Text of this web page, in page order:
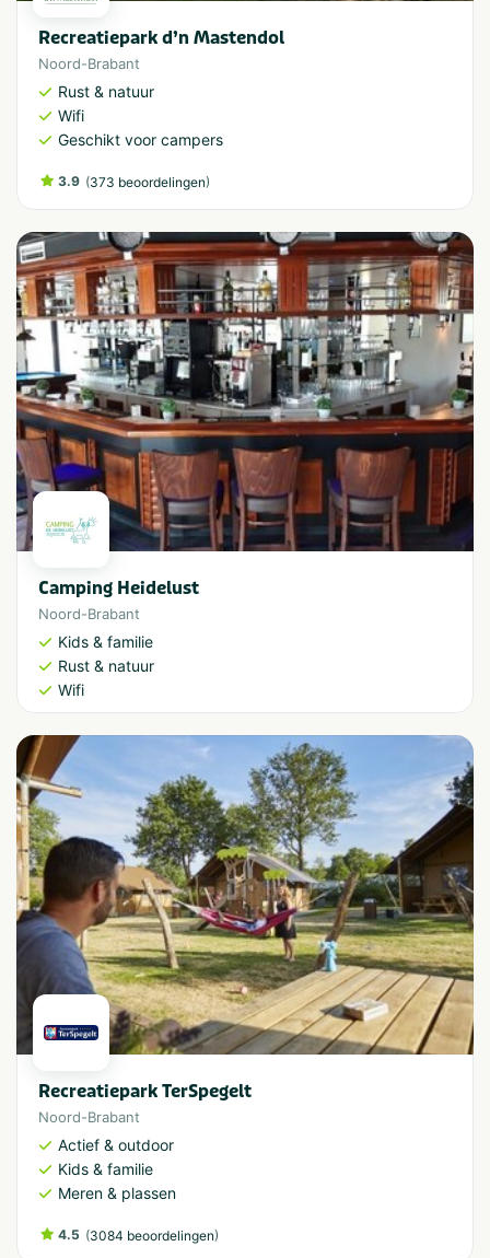
Recreatiepark d’n Mastendol
Noord-Brabant
Rust & natuur
Wifi
Geschikt voor campers
3.9 (373 beoordelingen)
Camping Heidelust
Noord-Brabant
Kids & familie
Rust & natuur
Wifi
Recreatiepark TerSpegelt
Noord-Brabant
Actief & outdoor
Kids & familie
Meren & plassen
4.5 (3084 beoordelingen)